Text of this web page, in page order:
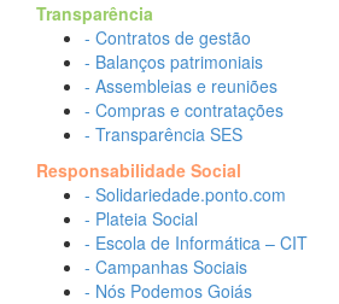
Transparência
- Contratos de gestão
- Balanços patrimoniais
- Assembleias e reuniões
- Compras e contratações
- Transparência SES
Responsabilidade Social
- Solidariedade.ponto.com
- Plateia Social
- Escola de Informática – CIT
- Campanhas Sociais
- Nós Podemos Goiás